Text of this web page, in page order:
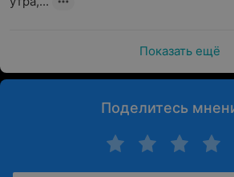
Показать ещё
Поделитесь